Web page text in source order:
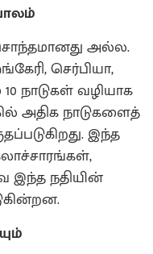
சொந்தமானது அல்ல.
செர்பியா,
நாடுகள் வழியாக
அதிக நாடுகளைத்
இந்த
நதியின்